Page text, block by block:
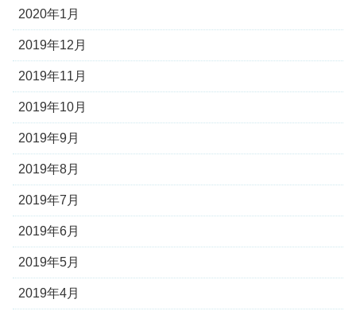
2020年1月
2019年12月
2019年11月
2019年10月
2019年9月
2019年8月
2019年7月
2019年6月
2019年5月
2019年4月